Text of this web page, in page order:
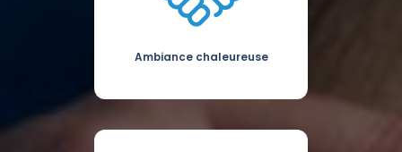
Ambiance chaleureuse